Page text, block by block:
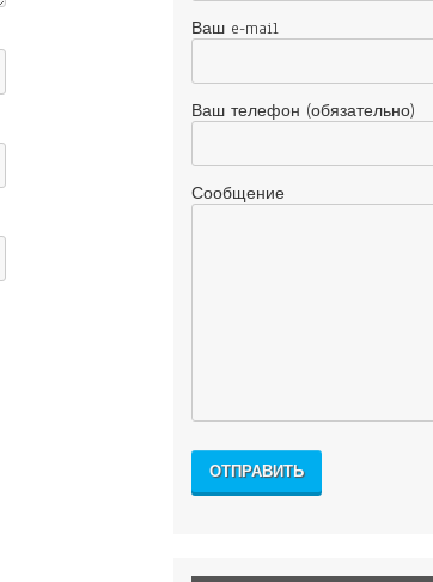
Ваш e-mail
Ваш телефон (обязательно)
Сообщение